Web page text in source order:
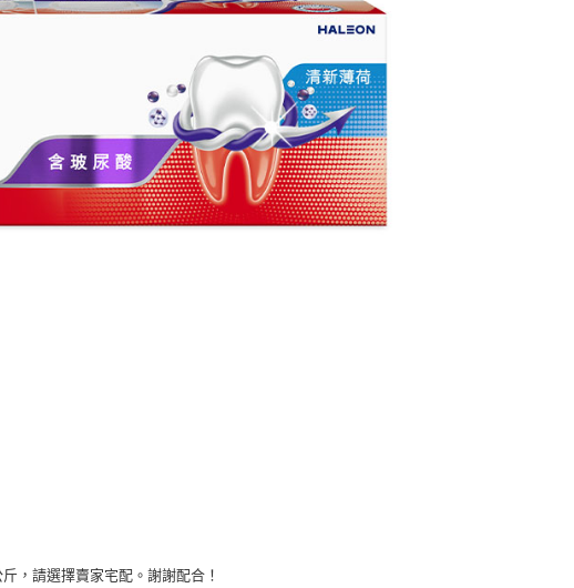
，請選擇賣家宅配。謝謝配合！